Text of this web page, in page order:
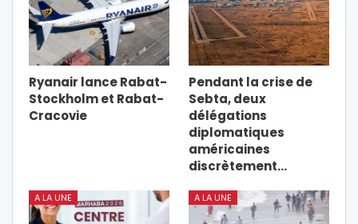
Ryanair lance Rabat-
Stockholm et Rabat-
Cracovie
Pendant la crise de
Sebta, deux
délégations
diplomatiques
américaines
discrètement…
A LA UNE A LA UNE